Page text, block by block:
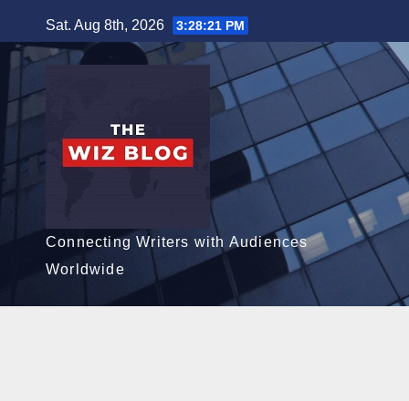
to
content
Sat. Aug 8th, 2026 3:28:22 PM
Connecting Writers with Audiences
Worldwide